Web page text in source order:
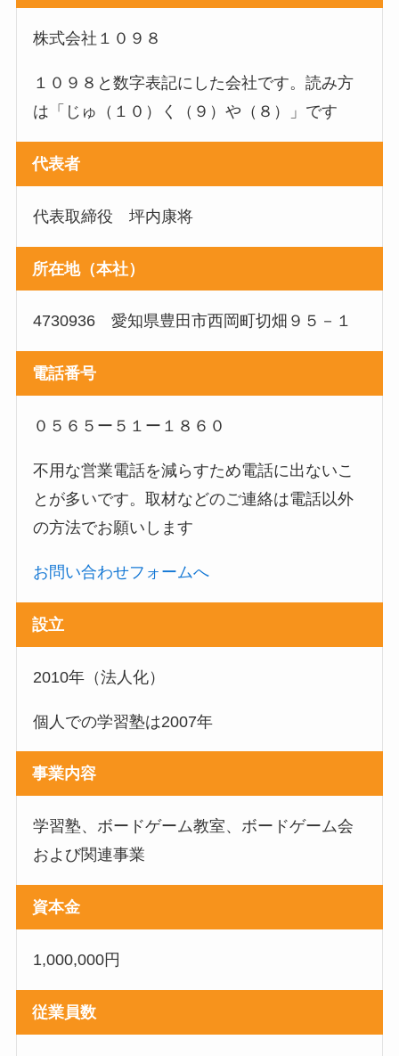
株式会社１０９８
１０９８と数字表記にした会社です。読み方
は「じゅ（１０）く（９）や（８）」です
代表者
代表取締役 坪内康将
所在地（本社）
4730936 愛知県豊田市西岡町切畑９５－１
電話番号
０５６５ー５１ー１８６０
不用な営業電話を減らすため電話に出ないこ
とが多いです。取材などのご連絡は電話以外
の方法でお願いします
お問い合わせフォームへ
設立
2010年（法人化）
個人での学習塾は2007年
事業内容
学習塾、ボードゲーム教室、ボードゲーム会
および関連事業
資本金
1,000,000円
従業員数